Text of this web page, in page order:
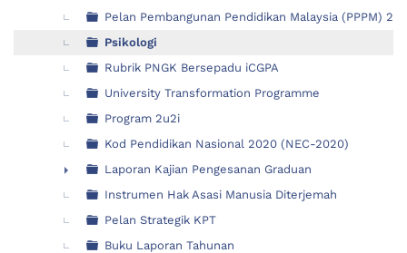
►
Pelan Pembangunan Pendidikan Malaysia (PPPM)
Psikologi
Rubrik PNGK Bersepadu iCGPA
University Transformation Programme
Program 2u2i
Kod Pendidikan Nasional 2020 (NEC-2020)
►
Laporan Kajian Pengesanan Graduan
Instrumen Hak Asasi Manusia Diterjemah
Pelan Strategik KPT
Buku Laporan Tahunan